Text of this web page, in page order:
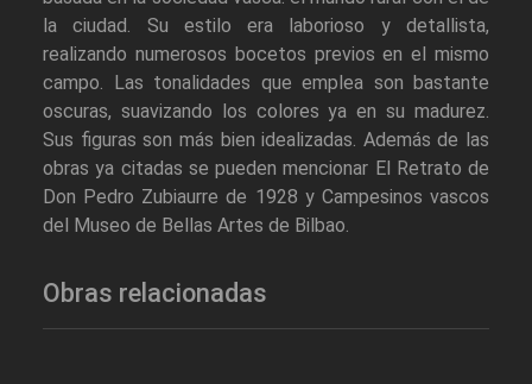
la ciudad. Su estilo era laborioso y detallista,
realizando numerosos bocetos previos en el mismo
campo. Las tonalidades que emplea son bastante
oscuras, suavizando los colores ya en su madurez.
Sus figuras son más bien idealizadas. Además de las
obras ya citadas se pueden mencionar El Retrato de
Don Pedro Zubiaurre de 1928 y Campesinos vascos
del Museo de Bellas Artes de Bilbao.
Obras relacionadas